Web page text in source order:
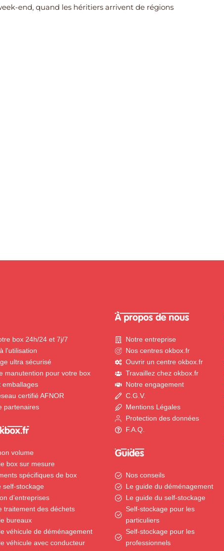
end, quand les héritiers arrivent de régions
box 24h/24 et 7j/7
l'utilisation
ultra sécurisé
manutention pour votre box
emballages
certifié AFNOR
partenaires
volume
box sur mesure
spécifiques de box
self-stockage
d’entreprises
traitement des déchets
bureaux
véhicule de déménagement
véhicule avec conducteur
À propos de nous
Notre entreprise
Nos centres okbox.fr
Ouvrir un centre okbox.fr
Travaillez chez okbox.fr
Notre engagement
C.G.V.
Mentions Légales
Protection des données
F.A.Q.
Guides
Nos conseils
Le guide du déménagement
Le guide du self-stockage
Self-stockage pour les
particuliers
Self-stockage pour les
professionnels